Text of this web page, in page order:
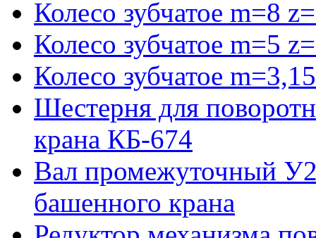
Колесо зубчатое m=8
Колесо зубчатое m=5
Колесо зубчатое
Шестерня для
крана КБ-674
Вал промежуточный
башенного крана